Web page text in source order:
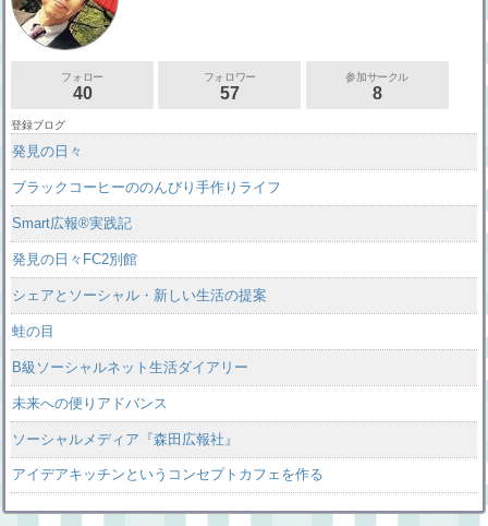
フォロー
40
フォロワー
57
参加サークル
8
登録ブログ
発見の日々
ブラックコーヒーののんびり手作りライフ
Smart広報®実践記
発見の日々FC2別館
シェアとソーシャル・新しい生活の提案
蛙の目
B級ソーシャルネット生活ダイアリー
未来への便りアドバンス
ソーシャルメディア『森田広報社』
アイデアキッチンというコンセプトカフェを作る